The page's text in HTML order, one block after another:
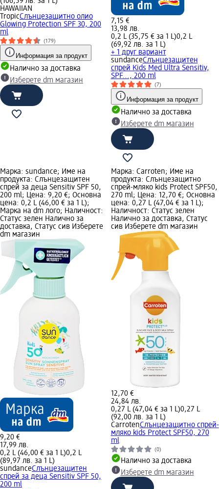
HAWAIIAN
TropicСлънцезащитно олио
Glowing Protection SPF 30, 200
ml
(179)
Информация за продукт
Налично за доставка
Изберете dm магазин
7,15 €
13,98 лв.
0,2 L (35,75 € за 1 L)0,2 L
(69,92 лв. за 1 L)
+ 1 друг вариант
sundanceСлънцезащитен
спрей Kids Med Ultra Sensitiv,
SPF..., 200 ml
(7)
Информация за продукт
Налично за доставка
Изберете dm магазин
Марка: sundance; Име на
продукта: Слънцезащитен
спрей за деца Sensitiv SPF 50,
200 ml; Цена: 9,20 €; Основна
цена: 0,2 L (46,00 € за 1 L);
Марка на dm лого; Наличност:
Статус зелен Налично за
доставка, Статус сив Изберете
dm магазин
9,20 €
17,99 лв.
0,2 L (46,00 € за 1 L)0,2 L
(89,97 лв. за 1 L)
sundanceСлънцезащитен
спрей за деца Sensitiv SPF 50,
200 ml
Марка: Carroten; Име на
продукта: Слънцезащитно
спрей-мляко kids Protect SPF50,
270 ml; Цена: 12,70 €; Основна
цена: 0,27 L (47,04 € за 1 L);
Наличност: Статус зелен
Налично за доставка, Статус
сив Изберете dm магазин
12,70 €
24,84 лв.
0,27 L (47,04 € за 1 L)0,27 L
(92,00 лв. за 1 L)
CarrotenСлънцезащитно спрей-
мляко kids Protect SPF50, 270
ml
(0)
Налично за доставка
Изберете dm магазин